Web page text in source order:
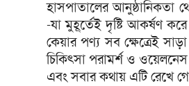
হাসপাতালের আনুষ্ঠানিকতা
-যা মুহূর্তেই দৃষ্টি আকর্ষণ
কেয়ার পণ্য সব ক্ষেত্রেই
চিকিৎসা পরামর্শ ও ওয়েলনেস
এবং সবার কথায় এটি রেখে